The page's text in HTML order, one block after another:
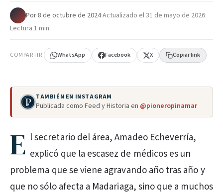
Por·8 de octubre de 2024·Actualizado el31 de mayo de 2026·
Lectura 1 min
COMPARTIR WhatsApp Facebook X Copiar link
TAMBIÉN EN INSTAGRAM
Publicada como Feed y Historia en @pioneropinamar
E l secretario del área, Amadeo Echeverría,
explicó que la escasez de médicos es un
problema que se viene agravando año tras año y
que no sólo afecta a Madariaga, sino que a muchos